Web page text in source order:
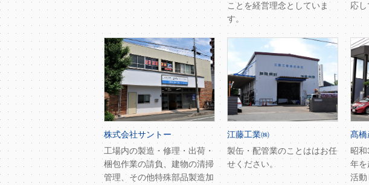
ことを経営理念としていま
す。
応
株式会社サントー
工場内の製造・修理・出荷・
梱包作業の請負、建物の清掃
管理、その他特殊部品製造加
江藤工業㈱
製缶・配管業のことははお任
せください。
髙橋
昭
年を
活動